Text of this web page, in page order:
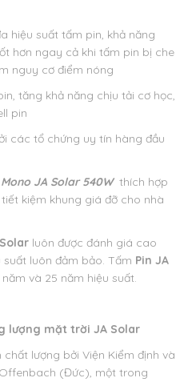
hiệu suất tấm pin, khả năng
hơn ngay cả khi tấm pin bị che
nguy cơ điểm nóng
tăng khả năng chịu tải cơ học,
pin
các tổ chứng uy tín hàng đầu
JA Solar 540W thích hợp
kiệm khung giá đỡ cho nhà
luôn được đánh giá cao
luôn đảm bảo. Tấm Pin JA
và 25 năm hiệu suất.
lượng mặt trời JA Solar
lượng bởi Viện Kiểm định và
(Đức), một trong